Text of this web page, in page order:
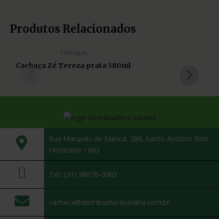
Produtos Relacionados
Cachaças
Cachaça Zé Tereza prata 580ml
Rua Marquês de Maricá, 286, Santo Antônio Belo
Horizonte / MG
Tel.: (31) 98678-0063
cachaca@distribuidorasavana.com.br